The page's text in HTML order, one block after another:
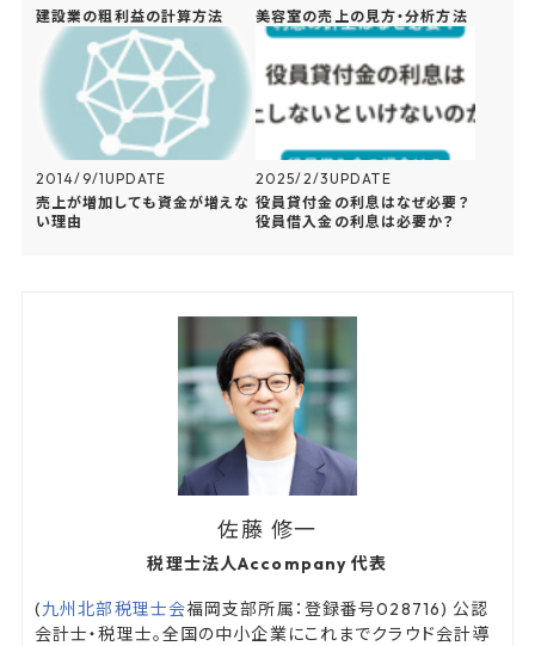
建設業の粗利益の計算方法
美容室の売上の見方・分析方法
2014/9/1UPDATE
売上が増加しても資金が増えな
い理由
2025/2/3UPDATE
役員貸付金の利息はなぜ必要？
役員借入金の利息は必要か？
佐藤 修一
税理士法人Accompany 代表
(九州北部税理士会福岡支部所属：登録番号028716) 公認
会計士・税理士。全国の中小企業にこれまでクラウド会計導